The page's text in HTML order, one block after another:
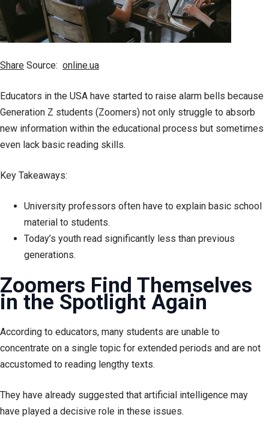
Share Source: online.ua
Educators in the USA have started to raise alarm bells because
Generation Z students (Zoomers) not only struggle to absorb
new information within the educational process but sometimes
even lack basic reading skills.
Key Takeaways:
University professors often have to explain basic school
material to students.
Today’s youth read significantly less than previous
generations.
Zoomers Find Themselves
in the Spotlight Again
According to educators, many students are unable to
concentrate on a single topic for extended periods and are not
accustomed to reading lengthy texts.
They have already suggested that artificial intelligence may
have played a decisive role in these issues.